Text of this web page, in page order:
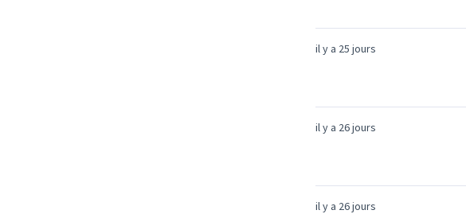
il y a 25 jours
il y a 26 jours
il y a 26 jours